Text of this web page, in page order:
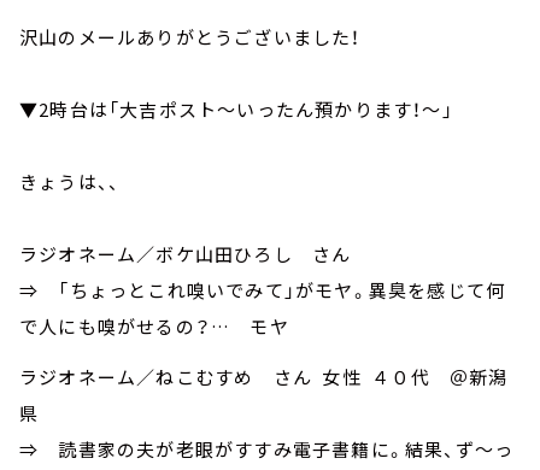
沢山のメールありがとうございました！
▼2時台は「大吉ポスト～いったん預かります！～」
きょうは、、
ラジオネーム／ボケ山田ひろし さん
⇒ 「ちょっとこれ嗅いでみて」がモヤ。異臭を感じて何
で人にも嗅がせるの？… モヤ
ラジオネーム／ねこむすめ さん 女性 ４０代 ＠新潟
県
⇒ 読書家の夫が老眼がすすみ電子書籍に。結果、ず～っ